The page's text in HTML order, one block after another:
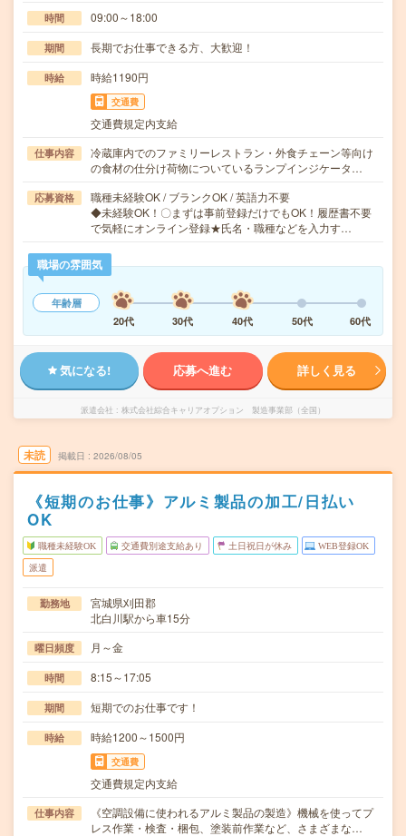
時間 09:00～18:00
期間 長期でお仕事できる方、大歓迎！
時給 時給1190円
交通費
交通費規定内支給
仕事内容
冷蔵庫内でのファミリーレストラン・外食チェーン等向け
の食材の仕分け荷物についているランプインジケータ…
応募資格
職種未経験OK / ブランクOK / 英語力不要
◆未経験OK！〇まずは事前登録だけでもOK！履歴書不要
で気軽にオンライン登録★氏名・職種などを入力す…
職場の雰囲気
年齢層
20代
30代 40代 50代 60代
気になる! 応募へ進む 詳しく見る
派遣会社 株式会社綜合キャリアオプション 製造事業部（全国）
未読 掲載日 2026/08/05
《短期のお仕事》アルミ製品の加工/日払い
OK
職種未経験OK 交通費別途支給あり 土日祝日が休み WEB登録OK
派遣
勤務地
宮城県刈田郡
北白川駅から車15分
曜日頻度 月～金
時間 8:15～17:05
期間 短期でのお仕事です！
時給 時給1200～1500円
交通費
交通費規定内支給
仕事内容
《空調設備に使われるアルミ製品の製造》機械を使ってプ
レス作業・検査・梱包、塗装前作業など、さまざまな…